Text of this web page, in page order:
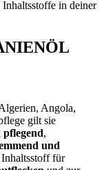
in deiner
Angola,
gilt sie
,
und
Inhaltsstoff für